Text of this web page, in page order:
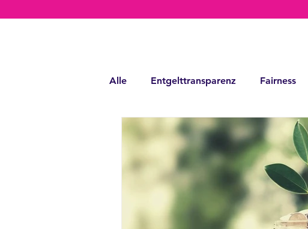
Alle Entgelttransparenz Fairness
Gemeinwohl Künstliche Intelligenz